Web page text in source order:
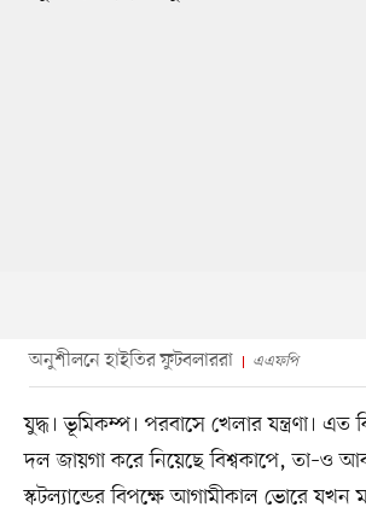
অনুশীলনে হাইতির ফুটবলাররা এএফপি
যুদ্ধ। ভূমিকম্প। পরবাসে খেলার যন্ত্রণা। এত
দল জায়গা করে নিয়েছে বিশ্বকাপে, তা–ও
স্কটল্যান্ডের বিপক্ষে আগামীকাল ভোরে যখন